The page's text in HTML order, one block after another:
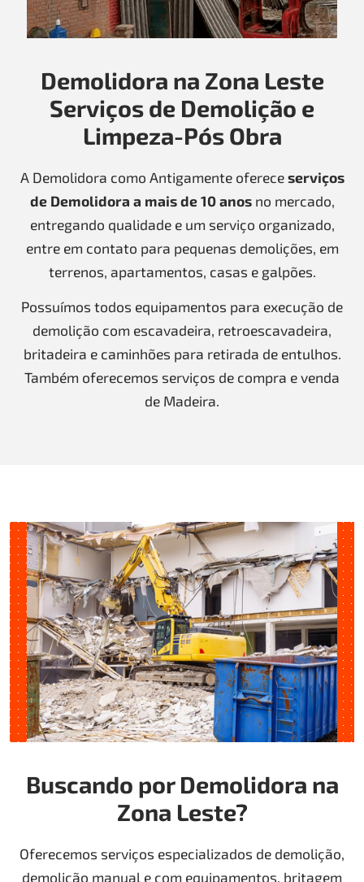
Demolidora na Zona Leste
Serviços de Demolição e
Limpeza-Pós Obra
A Demolidora como Antigamente ofereceserviços
de Demolidora a mais de 10 anosno mercado,
entregando qualidade e um serviço organizado,
entre em contato para pequenas demolições, em
terrenos, apartamentos, casas e galpões.
Possuímos todos equipamentos para execução de
demolição com escavadeira, retroescavadeira,
britadeira e caminhões para retirada de entulhos.
Também oferecemos serviços de compra e venda
de Madeira.
Buscando por Demolidora na
Zona Leste?
Oferecemos serviços especializados de demolição,
demolição manual e com equipamentos, britagem